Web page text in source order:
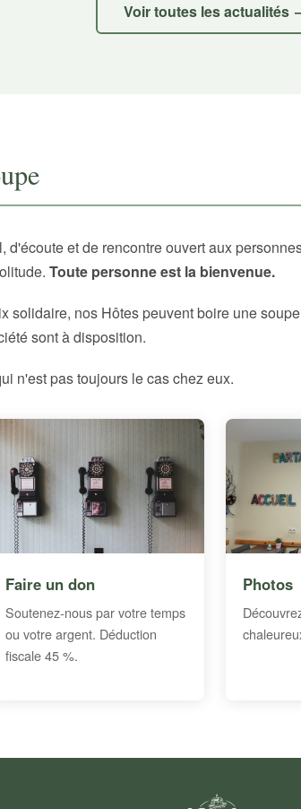
Voir toutes les actualités
d'écoute et de rencontre ouvert aux
Toute personne est la bienvenue.
solidaire, nos Hôtes peuvent boire une
sont à disposition.
n'est pas toujours le cas chez eux.
Faire un don
Soutenez-nous par votre temps
ou votre argent. Déduction
fiscale 45 %.
Photos